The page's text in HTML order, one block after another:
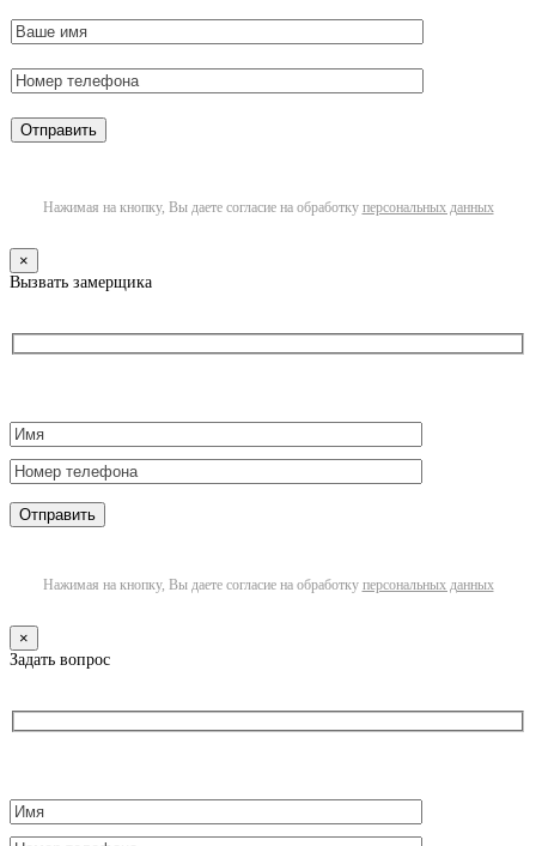
Нажимая на кнопку, Вы даете согласие на обработку персональных данных
×
Вызвать замерщика
Нажимая на кнопку, Вы даете согласие на обработку персональных данных
×
Задать вопрос